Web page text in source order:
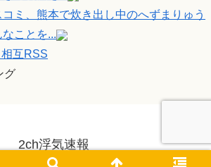
コミ、熊本で炊き出し中のへずまりゅう
ことを...
互RSS
グ
2ch浮気速報
2014-2026 2ch浮気速報.